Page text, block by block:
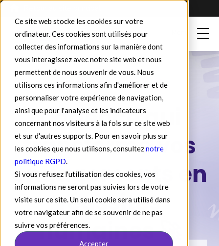
Ce site web stocke les cookies sur votre
ordinateur. Ces cookies sont utilisés pour
collecter des informations sur la manière dont
vous interagissez avec notre site web et nous
permettent de nous souvenir de vous. Nous
utilisons ces informations afin d'améliorer et de
personnaliser votre expérience de navigation,
ainsi que pour l'analyse et les indicateurs
concernant nos visiteurs à la fois sur ce site web
et sur d'autres supports. Pour en savoir plus sur
les cookies que nous utilisons, consulteznotre
politique RGPD.
Si vous refusez l'utilisation des cookies, vos
informations ne seront pas suivies lors de votre
visite sur ce site. Un seul cookie sera utilisé dans
votre navigateur afin de se souvenir de ne pas
suivre vos préférences.
Accepter
La Com by JLO
L'agence qui
transforme vos
engagements en
réussites
humaines 🚀